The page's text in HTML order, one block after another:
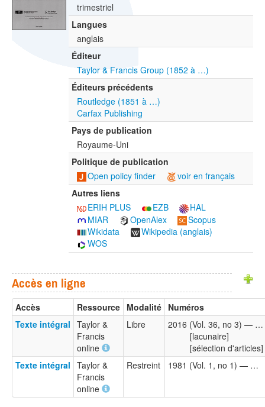
trimestriel
Langues
anglais
Éditeur
Taylor & Francis Group (1852 à …)
Éditeurs précédents
Routledge (1851 à …)
Carfax Publishing
Pays de publication
Royaume-Uni
Politique de publication
Open policy finder
voir en français
Autres liens
ERIH PLUS
EZB
HAL
MIAR
OpenAlex
Scopus
Wikidata
Wikipedia (anglais)
WOS
Accès en ligne
Accès Ressource Modalité Numéros
Texte intégral Taylor &
Francis
online
Libre
2016 (Vol. 36, no 3) — …
[lacunaire]
[sélection d'articles]
Texte intégral Taylor &
Francis
online
Restreint 1981 (Vol. 1, no 1) — …